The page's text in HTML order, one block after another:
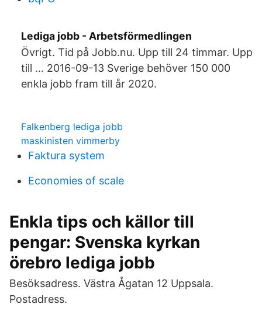
Lediga jobb - Arbetsförmedlingen
Övrigt. Tid på Jobb.nu. Upp till 24 timmar. Upp
till … 2016-09-13 Sverige behöver 150 000
enkla jobb fram till år 2020.
Falkenberg lediga jobb
maskinisten vimmerby
Faktura system
Economies of scale
Enkla tips och källor till
pengar: Svenska kyrkan
örebro lediga jobb
Besöksadress. Västra Ågatan 12 Uppsala.
Postadress.